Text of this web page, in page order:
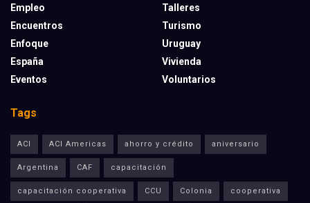
Empleo
Encuentros
Enfoque
España
Eventos
Talleres
Turismo
Uruguay
Vivienda
Voluntarios
Tags
ACI ACI Americas ahorro y crédito aniversario
Argentina CAF capacitación
capacitación cooperativa CCU Colonia cooperativa